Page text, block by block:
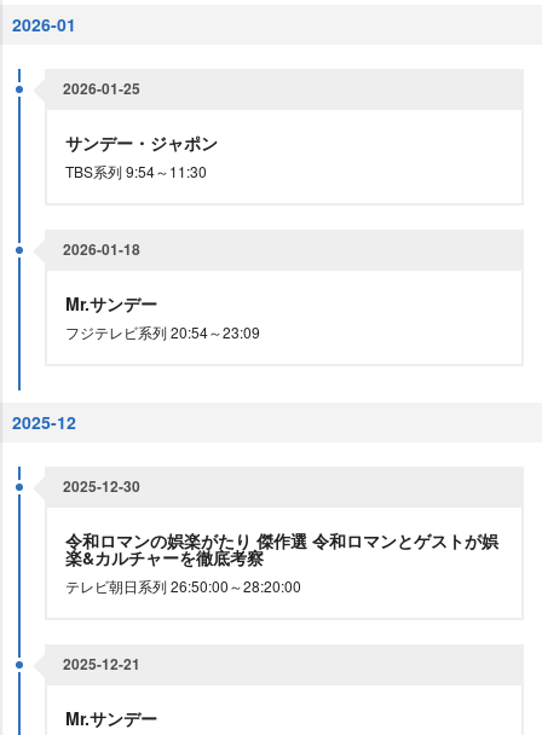
2026-01
2026-01-25
サンデー・ジャポン
TBS系列 9:54～11:30
2026-01-18
Mr.サンデー
フジテレビ系列 20:54～23:09
2025-12
2025-12-30
令和ロマンの娯楽がたり 傑作選 令和ロマンとゲストが娯
楽&カルチャーを徹底考察
テレビ朝日系列 26:50:00～28:20:00
2025-12-21
Mr.サンデー